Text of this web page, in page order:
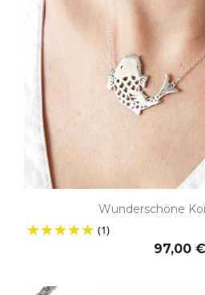
Wunderschöne
(1)
97,00 €